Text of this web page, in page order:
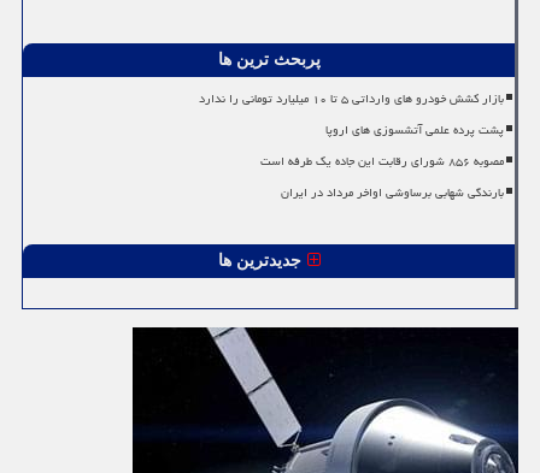
پربحث ترین ها
بازار کشش خودرو های وارداتی ۵ تا ۱۰ میلیارد تومانی را ندارد
پشت پرده علمی آتشسوزی های اروپا
مصوبه ۸۵۶ شورای رقابت این جاده یک طرفه است
بارندگی شهابی برساوشی اواخر مرداد در ایران
جدیدترین ها